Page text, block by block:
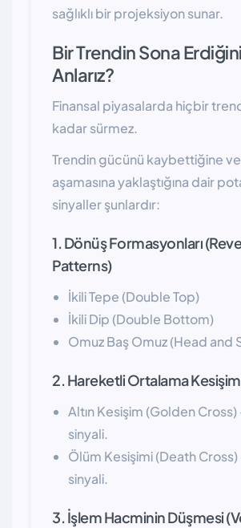
sağlıklı bir projeksiyon sunar.
Bir Trendin Sona Erdiğini
Anlarız?
Finansal piyasalarda hiçbir
kadar sürmez.
Trendin gücünü kaybettiğine
aşamasına yaklaştığına dair
sinyaller şunlardır:
1. Dönüş Formasyonları
Patterns)
İkili Tepe (Double Top)
İkili Dip (Double Bottom)
Omuz Baş Omuz (Head and
2. Hareketli Ortalama
Altın Kesişim (Golden
sinyali.
Ölüm Kesişimi (Death Cross)
sinyali.
3. İşlem Hacminin Düşmesi